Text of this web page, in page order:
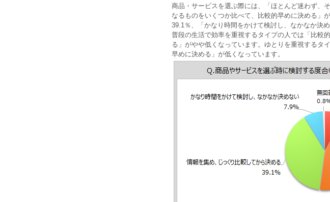
商品・サービスを選ぶ際には、「ほとんど迷わず、
なるものをいくつか比べて、比較的早めに決める」
39.1％、「かなり時間をかけて検討し、なかなか決
普段の生活で効率を重視するタイプの人では「比較
る」がやや低くなっています。ゆとりを重視するタ
早めに決める」が低くなっています。